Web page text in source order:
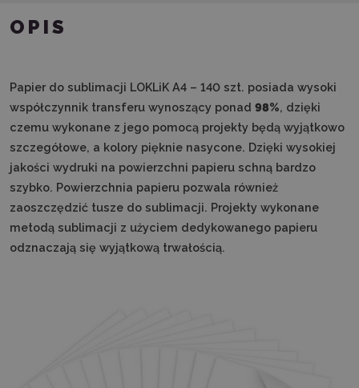
OPIS
Papier do sublimacji LOKLiK A4 – 140 szt. posiada wysoki
współczynnik transferu wynoszący ponad 98%, dzięki
czemu wykonane z jego pomocą projekty będą wyjątkowo
szczegółowe, a kolory pięknie nasycone. Dzięki wysokiej
jakości wydruki na powierzchni papieru schną bardzo
szybko. Powierzchnia papieru pozwala również
zaoszczędzić tusze do sublimacji. Projekty wykonane
metodą sublimacji z użyciem dedykowanego papieru
odznaczają się wyjątkową trwałością.